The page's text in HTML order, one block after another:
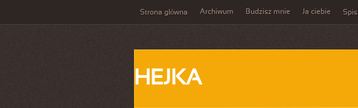
Strona główna Archiwum Budzisz mnie Ja ciebie Spis
HEJKA